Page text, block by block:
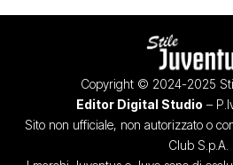
Copyright © 2024-2025
Editor Digital Studio –
Sito non ufficiale, non autorizzato o
Club S.p.A.